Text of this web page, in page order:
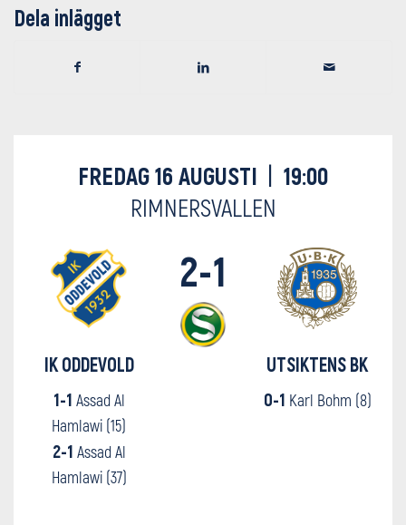
Dela inlägget
FREDAG 16 AUGUSTI | 19:00
RIMNERSVALLEN
IK ODDEVOLD
1-1 Assad Al
Hamlawi (15)
2-1 Assad Al
Hamlawi (37)
2-1
UTSIKTENS BK
0-1 Karl Bohm (8)